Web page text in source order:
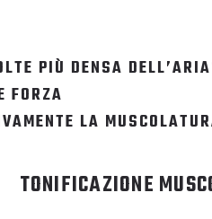
PIÙ DENSA
FORZA
LA
TONIFICAZIONE